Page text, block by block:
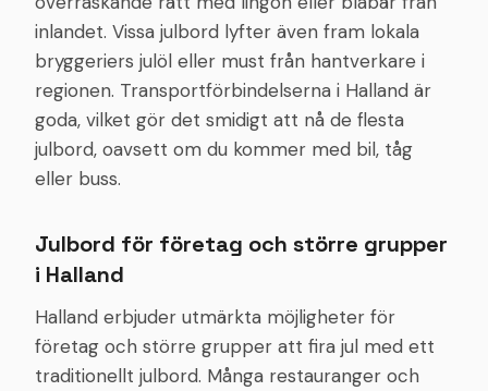
inlandet. Vissa julbord lyfter även fram lokala
bryggeriers julöl eller must från hantverkare i
regionen. Transportförbindelserna i Halland är
goda, vilket gör det smidigt att nå de flesta
julbord, oavsett om du kommer med bil, tåg
eller buss.
Julbord för företag och större grupper
i Halland
Halland erbjuder utmärkta möjligheter för
företag och större grupper att fira jul med ett
traditionellt julbord. Många restauranger och